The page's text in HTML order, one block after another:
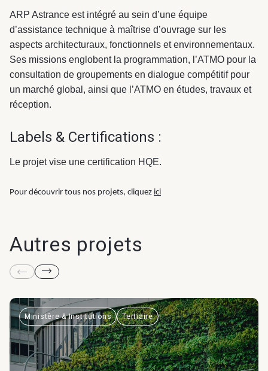
ARP Astrance est intégré au sein d’une équipe
d’assistance technique à maîtrise d’ouvrage sur les
aspects architecturaux, fonctionnels et environnementaux.
Ses missions englobent la programmation, l’ATMO pour la
consultation de groupements en dialogue compétitif pour
un marché global, ainsi que l’ATMO en études, travaux et
réception.
Labels & Certifications :
Le projet vise une certification HQE.
Pour découvrir tous nos projets, cliquez ici
Autres projets
Ministère & Institutions Tertiaire